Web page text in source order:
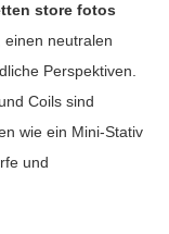
store fotos
einen neutralen
Perspektiven.
Coils sind
wie ein Mini-Stativ
und